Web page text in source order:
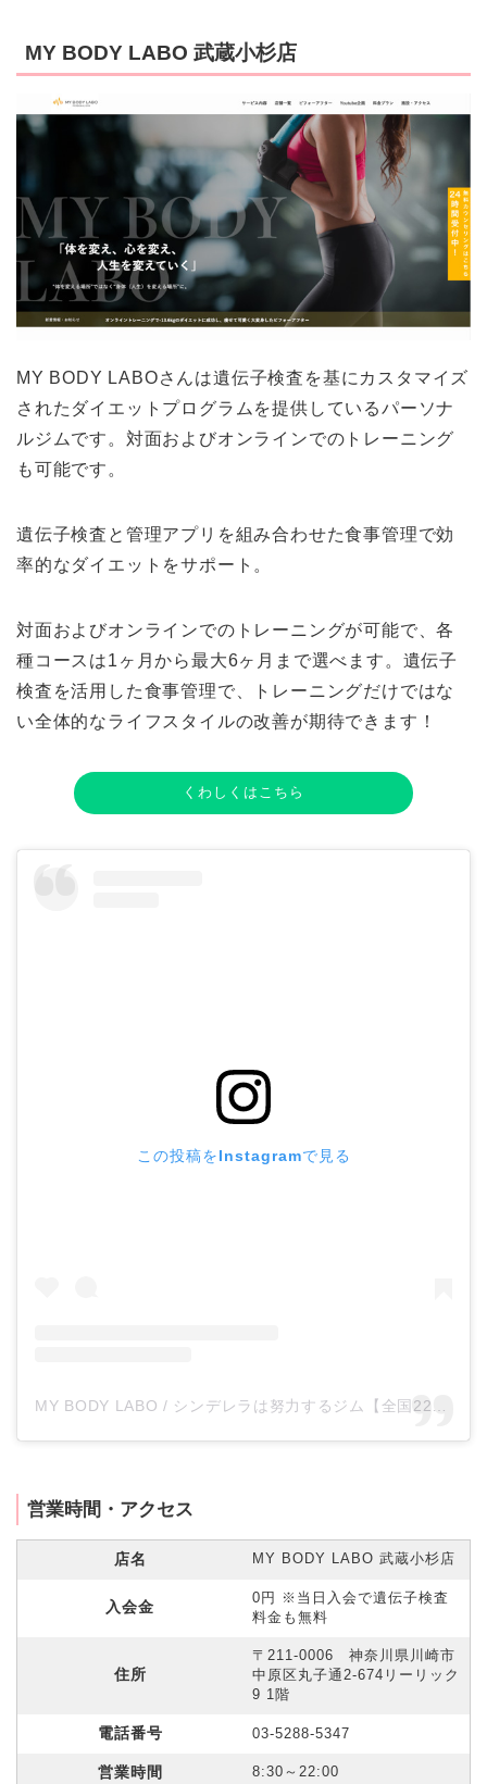
MY BODY LABO 武蔵小杉店
MY BODY LABOさんは遺伝子検査を基にカスタマイズ
されたダイエットプログラムを提供しているパーソナ
ルジムです。対面およびオンラインでのトレーニング
も可能です。
遺伝子検査と管理アプリを組み合わせた食事管理で効
率的なダイエットをサポート。
対面およびオンラインでのトレーニングが可能で、各
種コースは1ヶ月から最大6ヶ月まで選べます。遺伝子
検査を活用した食事管理で、トレーニングだけではな
い全体的なライフスタイルの改善が期待できます！
くわしくはこちら
この投稿をInstagramで見る
MY BODY LABO / シンデレラは努力するジム【全国229店舗】(@my_body_labo)がシェアした投稿
営業時間・アクセス
店名 MY BODY LABO 武蔵小杉店
入会金
0円 ※当日入会で遺伝子検査
料金も無料
住所
〒211-0006 神奈川県川崎市
中原区丸子通2-674リーリック
9 1階
電話番号 03-5288-5347
営業時間 8:30～22:00